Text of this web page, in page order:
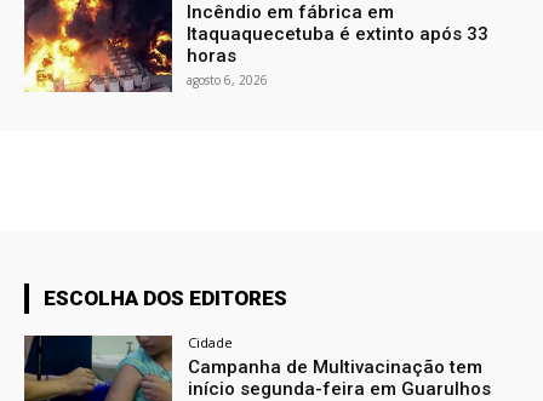
Incêndio em fábrica em
Itaquaquecetuba é extinto após 33
horas
agosto 6, 2026
ESCOLHA DOS EDITORES
Cidade
Campanha de Multivacinação tem
início segunda-feira em Guarulhos